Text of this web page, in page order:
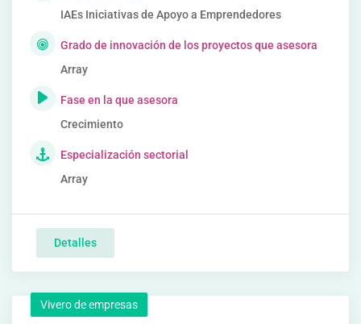
IAEs Iniciativas de Apoyo a Emprendedores
Grado de innovación de los proyectos que asesora
Array
Fase en la que asesora
Crecimiento
Especialización sectorial
Array
Detalles
Vivero de empresas